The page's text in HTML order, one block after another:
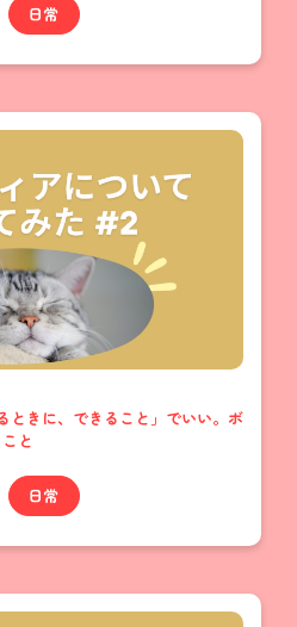
日常
ときに、できること」でいい。ボ
と
日常